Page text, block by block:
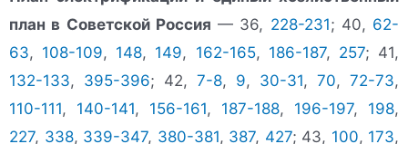
план в Советской Россия — 36, 228-231; 40, 62-
63, 108-109, 148, 149, 162-165, 186-187, 257; 41,
132-133, 395-396; 42, 7-8, 9, 30-31, 70, 72-73,
110-111, 140-141, 156-161, 187-188, 196-197, 198,
227, 338, 339-347, 380-381, 387, 427; 43, 100, 173,